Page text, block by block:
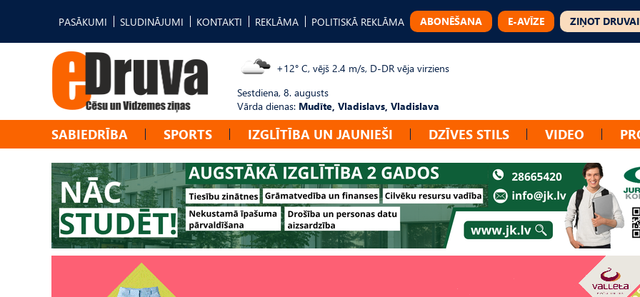
PASĀKUMI SLUDINĀJUMI KONTAKTI REKLĀMA POLITISKĀ REKLĀMA ABONĒŠANA E-AVĪZE ZIŅOT DRUVAI
+12° C, vējš 2.4 m/s, D-DR vēja virziens
Sestdiena, 8. augusts
Vārda dienas: Mudīte, Vladislavs, Vladislava
SABIEDRĪBA SPORTS IZGLĪTĪBA UN JAUNIEŠI DZĪVES STILS VIDEO